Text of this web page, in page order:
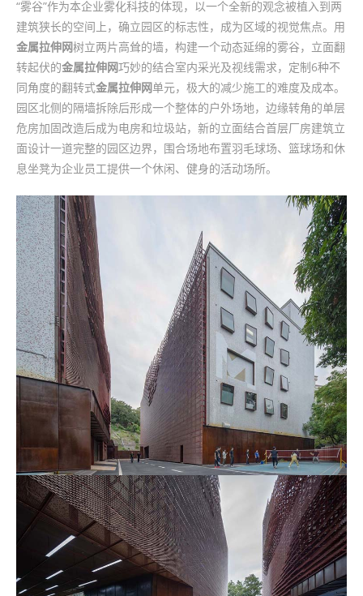
“雾谷”作为本企业雾化科技的体现，以一个全新的观念被植入到两
建筑狭长的空间上，确立园区的标志性，成为区域的视觉焦点。用
金属拉伸网树立两片高耸的墙，构建一个动态延绵的雾谷，立面翻
转起伏的金属拉伸网巧妙的结合室内采光及视线需求，定制6种不
同角度的翻转式金属拉伸网单元，极大的减少施工的难度及成本。
园区北侧的隔墙拆除后形成一个整体的户外场地，边缘转角的单层
危房加固改造后成为电房和垃圾站，新的立面结合首层厂房建筑立
面设计一道完整的园区边界，围合场地布置羽毛球场、篮球场和休
息坐凳为企业员工提供一个休闲、健身的活动场所。